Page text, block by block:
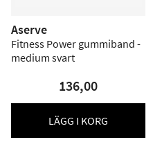
Aserve
Fitness Power gummiband -
medium svart
136,00
LÄGG I KORG